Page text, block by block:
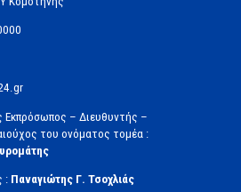
Εκπρόσωπος – Διευθυντής –
του ονόματος τομέα :
: Παναγιώτης Γ. Τσοχλιάς